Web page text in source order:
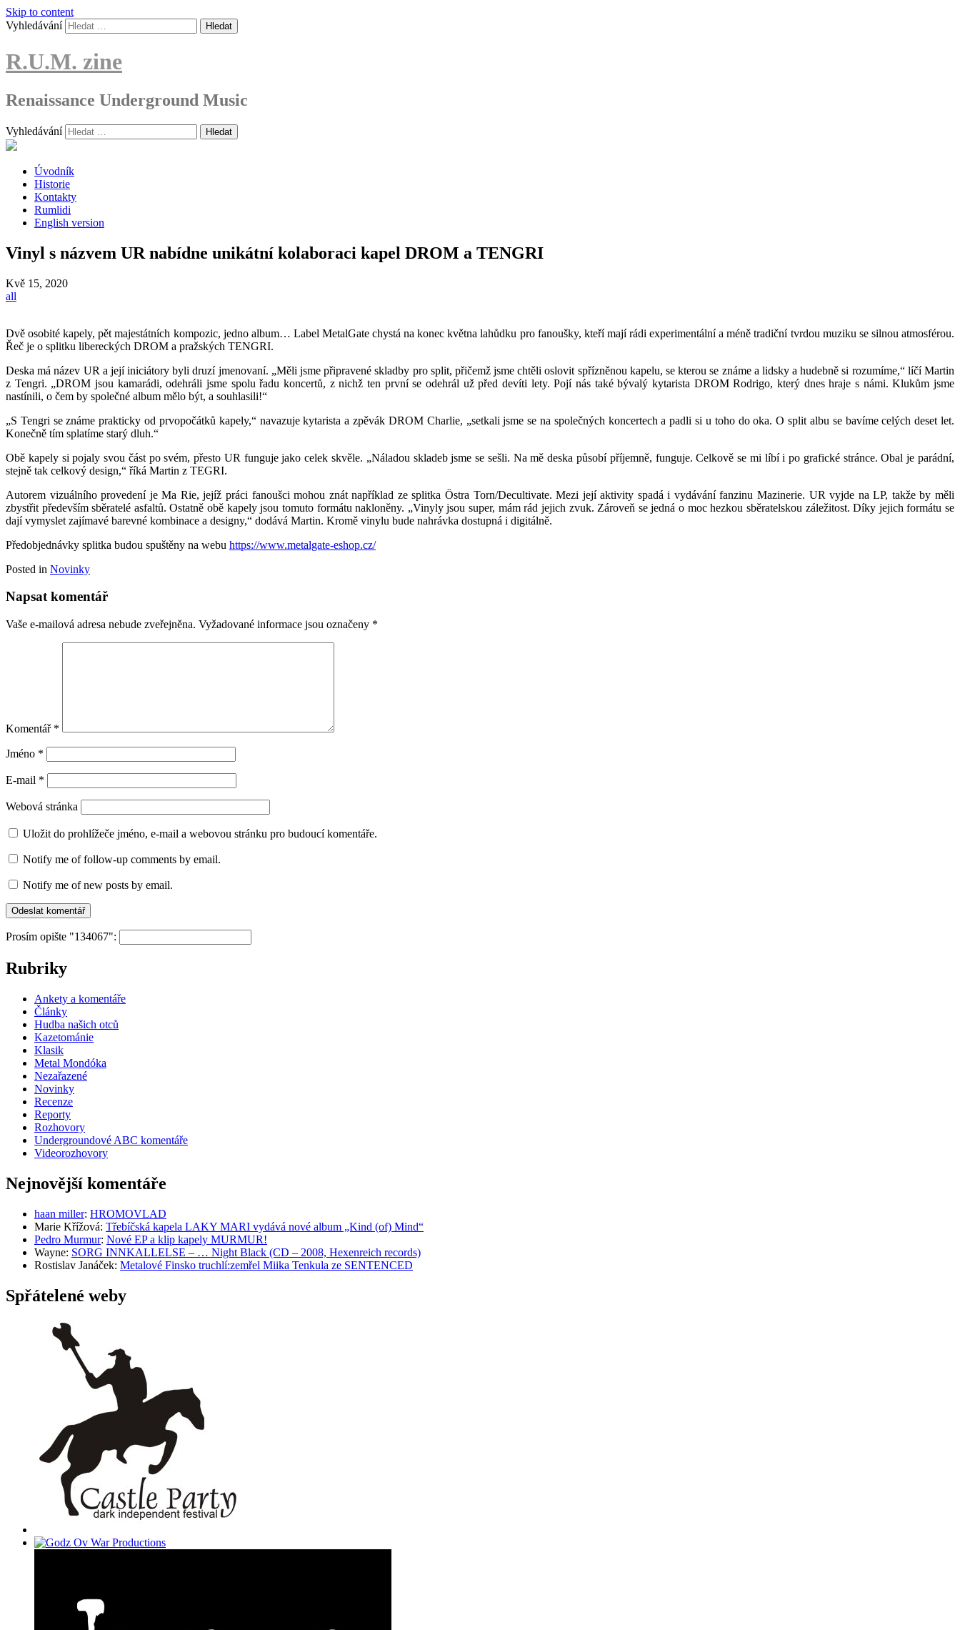
Skip to content
Vyhledávání
R.U.M. zine
Renaissance Underground Music
Vyhledávání
Úvodník
Historie
Kontakty
Rumlidi
English version
Vinyl s názvem UR nabídne unikátní kolaboraci kapel DROM a TENGRI
Kvě 15, 2020
all
Dvě osobité kapely, pět majestátních kompozic, jedno album… Label MetalGate chystá na konec května lahůdku pro fanoušky, kteří mají rádi experimentální a méně tradiční tvrdou muziku se silnou atmosférou.
Řeč je o splitku libereckých DROM a pražských TENGRI.
Deska má název UR a její iniciátory byli druzí jmenovaní. „Měli jsme připravené skladby pro split, přičemž jsme chtěli oslovit spřízněnou kapelu, se kterou se známe a lidsky a hudebně si rozumíme,“ líčí Martin
z Tengri. „DROM jsou kamarádi, odehráli jsme spolu řadu koncertů, z nichž ten první se odehrál už před devíti lety. Pojí nás také bývalý kytarista DROM Rodrigo, který dnes hraje s námi. Klukům jsme
nastínili, o čem by společné album mělo být, a souhlasili!“
„S Tengri se známe prakticky od prvopočátků kapely,“ navazuje kytarista a zpěvák DROM Charlie, „setkali jsme se na společných koncertech a padli si u toho do oka. O split albu se bavíme celých deset let.
Konečně tím splatíme starý dluh.“
Obě kapely si pojaly svou část po svém, přesto UR funguje jako celek skvěle. „Náladou skladeb jsme se sešli. Na mě deska působí příjemně, funguje. Celkově se mi líbí i po grafické stránce. Obal je parádní,
stejně tak celkový design,“ říká Martin z TEGRI.
Autorem vizuálního provedení je Ma Rie, jejíž práci fanoušci mohou znát například ze splitka Östra Torn/Decultivate. Mezi její aktivity spadá i vydávání fanzinu Mazinerie. UR vyjde na LP, takže by měli
zbystřit především sběratelé asfaltů. Ostatně obě kapely jsou tomuto formátu nakloněny. „Vinyly jsou super, mám rád jejich zvuk. Zároveň se jedná o moc hezkou sběratelskou záležitost. Díky jejich formátu se
dají vymyslet zajímavé barevné kombinace a designy,“ dodává Martin. Kromě vinylu bude nahrávka dostupná i digitálně.
Předobjednávky splitka budou spuštěny na webu https://www.metalgate-eshop.cz/
Posted in Novinky
Napsat komentář
Vaše e-mailová adresa nebude zveřejněna. Vyžadované informace jsou označeny *
Komentář *
Jméno *
E-mail *
Webová stránka
Uložit do prohlížeče jméno, e-mail a webovou stránku pro budoucí komentáře.
Notify me of follow-up comments by email.
Notify me of new posts by email.
Prosím opište "134067":
Rubriky
Ankety a komentáře
Články
Hudba našich otců
Kazetománie
Klasik
Metal Mondóka
Nezařazené
Novinky
Recenze
Reporty
Rozhovory
Undergroundové ABC komentáře
Videorozhovory
Nejnovější komentáře
haan miller: HROMOVLAD
Marie Křížová: Třebíčská kapela LAKY MARI vydává nové album „Kind (of) Mind“
Pedro Murmur: Nové EP a klip kapely MURMUR!
Wayne: SORG INNKALLELSE – … Night Black (CD – 2008, Hexenreich records)
Rostislav Janáček: Metalové Finsko truchlí:zemřel Miika Tenkula ze SENTENCED
Spřátelené weby